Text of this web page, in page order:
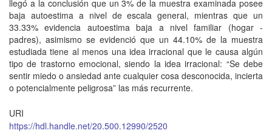
llegó a la conclusión que un 3% de la muestra examinada posee
baja autoestima a nivel de escala general, mientras que un
33.33% evidencia autoestima baja a nivel familiar (hogar -
padres), asimismo se evidenció que un 44.10% de la muestra
estudiada tiene al menos una idea irracional que le causa algún
tipo de trastorno emocional, siendo la idea irracional: “Se debe
sentir miedo o ansiedad ante cualquier cosa desconocida, incierta
o potencialmente peligrosa” las más recurrente.
URI
https://hdl.handle.net/20.500.12990/2520